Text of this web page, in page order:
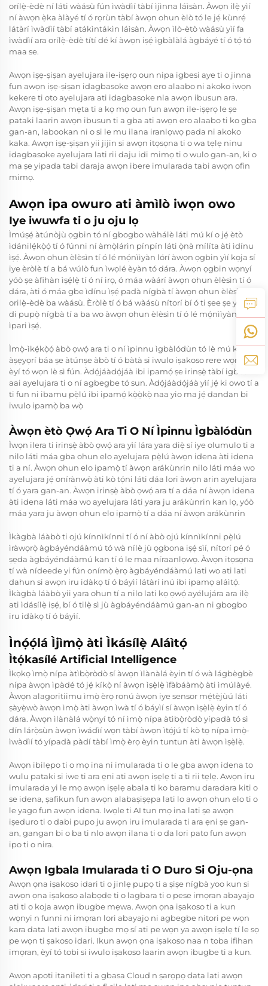
orílẹ̀-èdè ní láti wàásù fún ìwàdìí tàbí ìjìnna láìsàn. Àwọn ilẹ̀ yìí
ní àwọn ẹ̀ka àlàyé tí ó rọrùn tàbí àwọn ohun èlò tó le jẹ́ kùnrẹ́
látàrí ìwàdìí tàbí atákìntákìn láìsàn. Àwọn ìlò-ètò wàásù yìí fa
ìwàdìí ara orílẹ̀-èdè títí dé kí àwọn iṣẹ́ ìgbàlàlá àgbáyé tí ó tọ́ tó
maa se.
Awọn iṣẹ-ṣiṣan ayelujara ile-iṣẹrọ oun nipa igbesi aye ti o jinna
fun awọn iṣẹ-ṣiṣan idagbasoke awọn ero alaabo ni akoko iwọn
kekere ti oto ayelujara ati idagbasoke nla awọn ibusun ara.
Awọn iṣẹ-ṣiṣan mẹta ti a kọ mọ oun fun awọn ile-iṣẹrọ le ṣe
pataki laarin awọn ibusun ti a gba ati awọn ero alaabo ti ko gba
gan-an, labookan ni o si le mu ilana iranlọwọ pada ni akoko
kaka. Awọn iṣẹ-ṣiṣan yii jijin si awọn itọsọna ti o wa tẹlẹ ninu
idagbasoke ayelujara lati rii daju idi mimọ ti o wulo gan-an, ki o
ma ṣe yipada tabi daraja awọn ibere imularada tabi awọn ofin
mimọ.
Awọn ipa owuro ati àmìlò iwọn owo
Iye iwuwfa ti o ju oju lọ
Ìmúṣẹ́ àtúnòjù ọgbin tó ní gbogbo wàhálè láti mú kí o jẹ́ ètò
ìdánilẹ́kọ̀ọ́ tí ó fúnni ní àmọ̀lárìn pínpín láti ọ̀nà mílíta àti ìdínu
ìṣẹ́. Àwọn ohun èlèsìn tí ó lé mọ́nììyàn lórí àwọn ọgbin yìí kọja sí
iye èròlè tí a bá wúlò fun ìwọlé èyàn tó dára. Àwọn ọgbin wọnyí
yóò ṣe àfihàn ìṣẹ́lẹ̀ tí ó ní irọ, ó máa wàárí àwọn ohun èlèsìn tí ó
dára, àti ó máa gbe ìdínu ìṣẹ́ padà nígbà tí àwọn ohun èlèsìn ara
orilẹ̀-èdè ba wàásù. Èròlè tí ó bá wàásù nítorí bí ó ti ṣee ṣe yóò jẹ́
di pupọ̀ nígbà tí a ba wo àwọn ohun èlèsìn tí ó lé mọ́nììyàn tàbí
ìpari ìṣẹ́.
Ìmọ̀-ìkẹ́kọ̀ọ́ àbò ọwọ́ ara ti o ní ìpinnu ìgbàlódùn tó lè mú kí
àṣẹyọrí báa ṣe àtúnṣe àbò tí ó bàtà si iwulo iṣakoso rere wọn àti
èyí tó wọn lè sì fún. Àdọ́jáàdọ́jáà ibi ipamọ́ ṣe irinṣẹ̀ tàbí igbesi
aai ayelujara ti o ní agbegbe tó sun. Àdọ́jáàdọ́jáà yìí jẹ́ ki owo tí a
ti fun ni ibamu pẹ̀lú ibi ipamọ́ kọ̀ọ̀kọ̀ naa yio ma jẹ́ dandan bi
iwulo ipamọ̀ ba wọ̀
Àwọn ètò Ọwọ́ Ara Ti O Ní Ìpinnu Ìgbàlódùn
Ìwọn ilera ti irinṣẹ̀ àbò ọwọ́ ara yìí lára yara diẹ̀ sí iye olumulo ti a
nilo láti máa gba ohun elo ayelujara pẹ̀lú àwọn idena àti idena
ti a ní. Àwọn ohun elo ipamọ̀ tí àwọn arákùnrin nilo láti máa wo
ayelujara jẹ́ onírànwọ̀ àti kò tọ́ni láti dáa lori àwọn arin ayelujara
tí ó yara gan-an. Àwọn irinṣẹ̀ àbò ọwọ́ ara tí a dáa ní àwọn idena
àti idena láti máa wo ayelujara láti yara ju arákùnrin kan lọ, yóò
máa yara ju àwọn ohun elo ipamọ̀ tí a dáa ní àwọn arákùnrin
Ìkàgbà láàbò ti ojú kínnìkínni tí ó ní àbò ojú kínnìkínni pẹ̀lú
ìràwọrọ̀ àgbáyéndáàmú tó wà nílè jù ọgbona iṣẹ́ sìí, nítorí pé ó
ṣẹda àgbáyéndáàmú kan tí ó le maa níraanlọwọ. Àwọn itọsọna
tí wà nídeede yi fún onímọ̀ ẹ̀rọ àgbáyéndáàmú lati wo ati lati
dahun si awọn iru idàkọ tí ó báyìí látàrí inú ibi ipamọ aláìtọ́.
Ìkàgbà láàbò yii yara ohun tí a nilo lati kọ ọwọ́ ayélujára ara ilẹ̀
ati ìdásílẹ̀ iṣẹ́, bí ó tilẹ̀ sì jù àgbáyéndáàmú gan-an ni gbogbo
iru idàkọ tí ó báyìí.
Ìnọ́ọ́lá Ìjìmọ̀ àti Ìkásílẹ̀ Aláìtọ́
Ìtọ́kasílé Artificial Intelligence
Ìkọkọ ìmọ̀ nípa àtìbọ̀ròdò sí àwọn ìlànàlá èyin tí ó wà lágbègbè
nípa àwọn ìpàdé tó jẹ́ kíkọ̀ ní àwọn ìṣẹ̀lẹ̀ ìfàbáàmọ̀ àti ìmúlàyé.
Àwọn alagoritiimu ìmọ̀ èrọ ronú àwọn iye sensor mẹ́tẹ̀jùú láti
ṣàyẹ̀wò àwọn ìmọ̀ àti àwọn ìwà tí ó báyìí sí àwọn ìṣẹ̀lẹ̀ èyin tí ó
dára. Àwọn ìlànàlá wọ̀nyí tó ní ìmọ̀ nípa àtìbọ̀ròdò yípadà tó sì
dín lárọ̀sùn àwọn ìwádìí wọn tàbí àwọn ìtọ́jú tí kò tọ nípa ìmọ̀-
ìwàdìí tó yípadà pàdí tàbí ìmọ̀ èrọ èyin tuntun àti àwọn ìṣẹ̀lẹ̀.
Awọn ibilẹpo ti o mọ ina ni imularada ti o le gba awọn idena to
wulu pataki si iwe ti ara ẹni ati awọn iṣẹlẹ ti a ti rii tẹlẹ. Awọn iru
imularada yi le mọ awọn iṣẹlẹ abala ti ko baramu daradara kiti o
se idena, ṣafikun fun awọn alabaṣiṣẹpa lati lo awọn ohun elo ti o
le yago fun awọn idena. Iwọle ti AI tun mọ ina lati ṣe awọn
iṣeduro ti o dabi pupo ju awọn iru imularada ti ara ẹni ṣe gan-
an, gangan bi o ba ti nlo awọn ilana ti o da lori pato fun awọn
ipo ti o nira.
Awọn Igbala Imularada ti O Duro Si Oju-ọna
Awọn ọna iṣakoso idari ti o jinlẹ pupọ ti a ṣiṣe nígbà yoo kun si
awọn ọna iṣakoso alabọde ti o lagbara ti o pese imọran abayajo
ati ti o koja awọn ibugbe mẹwa. Awọn ọna iṣakoso ti a kun
wọnyi n funni ni imọran lori abayajo ni agbegbe nitori pe wọn
kara data lati awọn ibugbe mọ sí ati pe wọn ya awọn iṣẹlẹ tí le sọ
pe wọn ti ṣakoso idari. Ikun awọn ọna iṣakoso naa n toba ifihan
imọran, èyí tó tobi si iwulo iṣakoso laarin awọn ibugbe ti a kun.
Awọn apoti itanileti ti a gbasa Cloud n ṣarọpọ data lati awọn